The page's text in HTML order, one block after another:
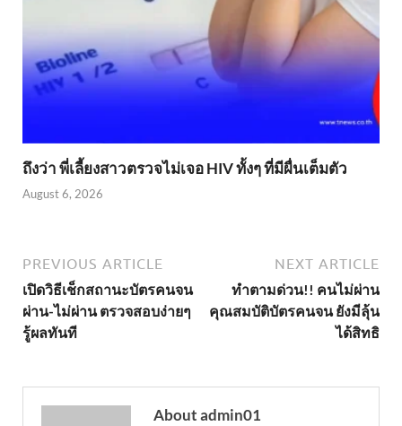
ถึงว่า พี่เลี้ยงสาวตรวจไม่เจอ HIV ทั้งๆ ที่มีผื่นเต็มตัว
August 6, 2026
PREVIOUS ARTICLE
เปิดวิธีเช็กสถานะบัตรคนจน
ผ่าน-ไม่ผ่าน ตรวจสอบง่ายๆ
รู้ผลทันที
NEXT ARTICLE
ทำตามด่วน!! คนไม่ผ่าน
คุณสมบัติบัตรคนจน ยังมีลุ้น
ได้สิทธิ
About admin01